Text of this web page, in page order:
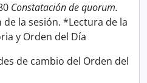
Constatación de quorum.
de la sesión. *Lectura de la
y Orden del Día
de cambio del Orden del